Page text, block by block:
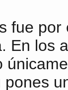
fue
En los